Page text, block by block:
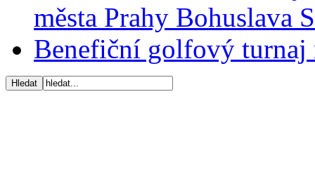
města Prahy Bohuslava
Benefiční golfový turnaj